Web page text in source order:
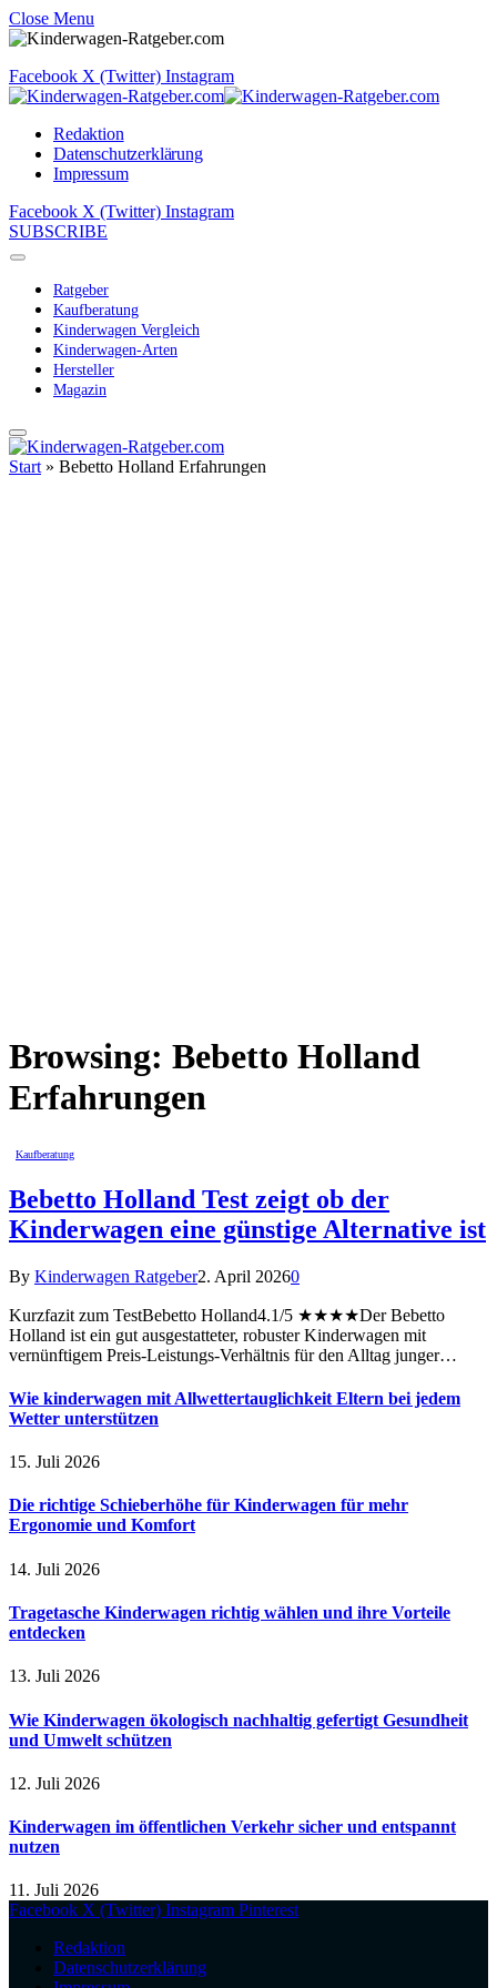
Close Menu
Facebook X (Twitter) Instagram
Redaktion
Datenschutzerklärung
Impressum
Facebook X (Twitter) Instagram
SUBSCRIBE
Ratgeber
Kaufberatung
Kinderwagen Vergleich
Kinderwagen-Arten
Hersteller
Magazin
Start » Bebetto Holland Erfahrungen
Browsing: Bebetto Holland
Erfahrungen
Kaufberatung
Bebetto Holland Test zeigt ob der
Kinderwagen eine günstige Alternative ist
By Kinderwagen Ratgeber2. April 20260
Kurzfazit zum TestBebetto Holland4.1/5 ★★★★Der Bebetto
Holland ist ein gut ausgestatteter, robuster Kinderwagen mit
vernünftigem Preis-Leistungs-Verhältnis für den Alltag junger…
Wie kinderwagen mit Allwettertauglichkeit Eltern bei jedem
Wetter unterstützen
15. Juli 2026
Die richtige Schieberhöhe für Kinderwagen für mehr
Ergonomie und Komfort
14. Juli 2026
Tragetasche Kinderwagen richtig wählen und ihre Vorteile
entdecken
13. Juli 2026
Wie Kinderwagen ökologisch nachhaltig gefertigt Gesundheit
und Umwelt schützen
12. Juli 2026
Kinderwagen im öffentlichen Verkehr sicher und entspannt
nutzen
11. Juli 2026
Facebook X (Twitter) Instagram Pinterest
Redaktion
Datenschutzerklärung